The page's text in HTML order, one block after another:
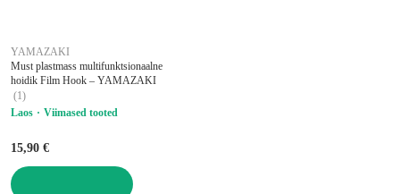
YAMAZAKI
Must plastmass multifunktsionaalne
hoidik Film Hook – YAMAZAKI
(1)
Laos
Viimased tooted
15,90 €